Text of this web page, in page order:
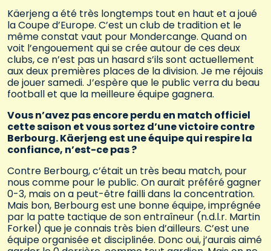
Käerjeng a été très longtemps tout en haut et a joué
la Coupe d’Europe. C’est un club de tradition et le
même constat vaut pour Mondercange. Quand on
voit l’engouement qui se crée autour de ces deux
clubs, ce n’est pas un hasard s’ils sont actuellement
aux deux premières places de la division. Je me réjouis
de jouer samedi. J’espère que le public verra du beau
football et que la meilleure équipe gagnera.
Vous n’avez pas encore perdu en match officiel
cette saison et vous sortez d’une victoire contre
Berbourg. Käerjeng est une équipe qui respire la
confiance, n’est-ce pas ?
Contre Berbourg, c’était un très beau match, pour
nous comme pour le public. On aurait préféré gagner
0-3, mais on a peut-être failli dans la concentration.
Mais bon, Berbourg est une bonne équipe, imprégnée
par la patte tactique de son entraîneur (n.d.l.r. Martin
Forkel) que je connais très bien d’ailleurs. C’est une
équipe organisée et disciplinée. Donc oui, j’aurais aimé